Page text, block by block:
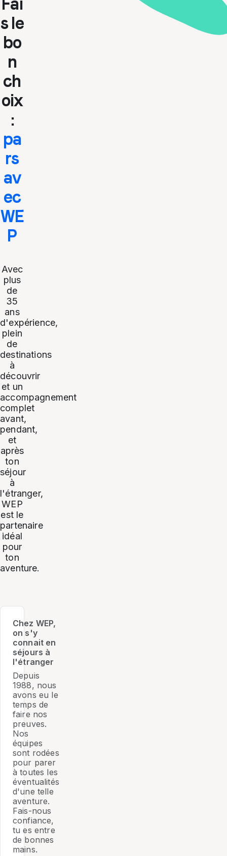
Fai
s le
bo
n
ch
oix
:
pa
rs
av
ec
WE
P
Avec
plus
de
35
ans
d'expérience,
plein
de
destinations
à
découvrir
et un
accompagnement
complet
avant,
pendant,
et
après
ton
séjour
à
l'étranger,
WEP
est le
partenaire
idéal
pour
ton
aventure.
Chez WEP,
on s'y
connait en
séjours à
l'étranger
Depuis
1988, nous
avons eu le
temps de
faire nos
preuves.
Nos
équipes
sont rodées
pour parer
à toutes les
éventualités
d'une telle
aventure.
Fais-nous
confiance,
tu es entre
de bonnes
mains.